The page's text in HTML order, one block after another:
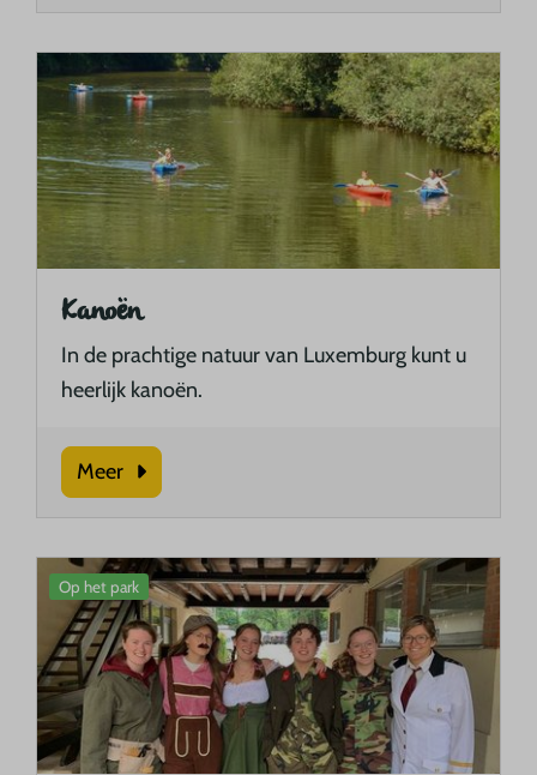
Kanoën
In de prachtige natuur van Luxemburg kunt u
heerlijk kanoën.
Meer
Op het park